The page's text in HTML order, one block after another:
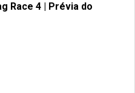
Race 4 | Prévia do